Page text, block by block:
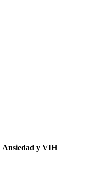
Ansiedad y VIH